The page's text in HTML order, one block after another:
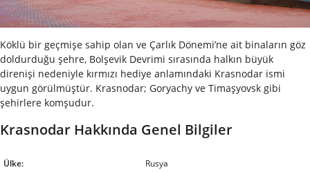
Köklü bir geçmişe sahip olan ve Çarlık Dönemi’ne ait binaların göz
doldurduğu şehre, Bolşevik Devrimi sırasında halkın büyük
direnişi nedeniyle kırmızı hediye anlamındaki Krasnodar ismi
uygun görülmüştür. Krasnodar; Goryachy ve Timaşyovsk gibi
şehirlere komşudur.
Krasnodar Hakkında Genel Bilgiler
Ülke:
Rusya